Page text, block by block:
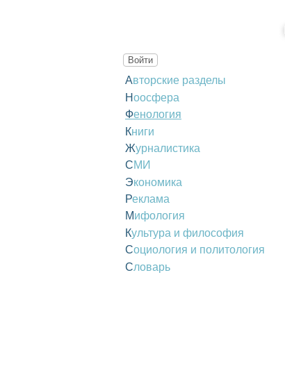
Войти
Авторские разделы
Ноосфера
Фенология
Книги
Журналистика
СМИ
Экономика
Реклама
Мифология
Культура и философия
Социология и политология
Словарь